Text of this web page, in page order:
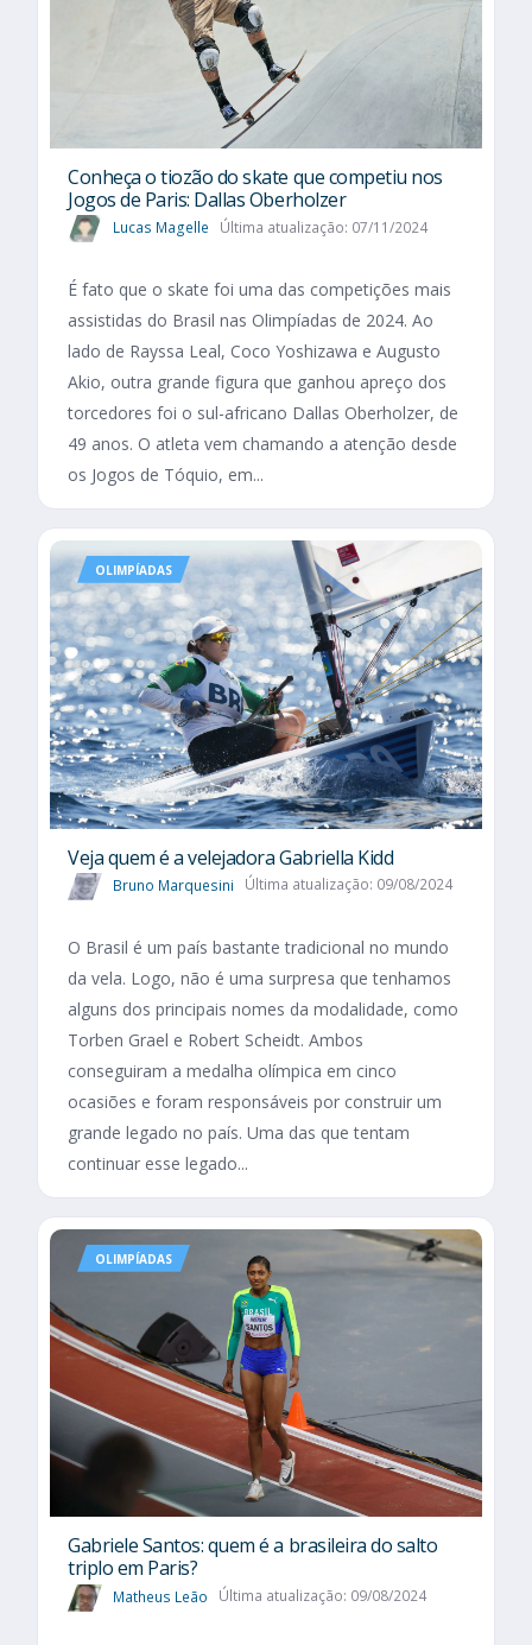
Conheça o tiozão do skate que competiu nos
Jogos de Paris: Dallas Oberholzer
Lucas Magelle Última atualização: 07/11/2024
É fato que o skate foi uma das competições mais
assistidas do Brasil nas Olimpíadas de 2024. Ao
lado de Rayssa Leal, Coco Yoshizawa e Augusto
Akio, outra grande figura que ganhou apreço dos
torcedores foi o sul-africano Dallas Oberholzer, de
49 anos. O atleta vem chamando a atenção desde
os Jogos de Tóquio, em...
OLIMPÍADAS
Veja quem é a velejadora Gabriella Kidd
Bruno Marquesini Última atualização: 09/08/2024
O Brasil é um país bastante tradicional no mundo
da vela. Logo, não é uma surpresa que tenhamos
alguns dos principais nomes da modalidade, como
Torben Grael e Robert Scheidt. Ambos
conseguiram a medalha olímpica em cinco
ocasiões e foram responsáveis por construir um
grande legado no país. Uma das que tentam
continuar esse legado...
OLIMPÍADAS
Gabriele Santos: quem é a brasileira do salto
triplo em Paris?
Matheus Leão Última atualização: 09/08/2024